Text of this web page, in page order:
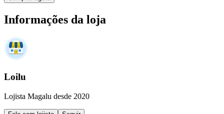
Informações da loja
Loilu
Lojista Magalu desde 2020